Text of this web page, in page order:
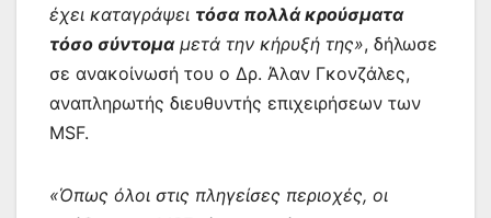
έχει καταγράψει τόσα πολλά κρούσματα
τόσο σύντομαμετά την κήρυξή της», δήλωσε
σε ανακοίνωσή του ο Δρ. Άλαν Γκονζάλες,
αναπληρωτής διευθυντής επιχειρήσεων των
MSF.
«Όπως όλοι στις πληγείσες περιοχές, οι